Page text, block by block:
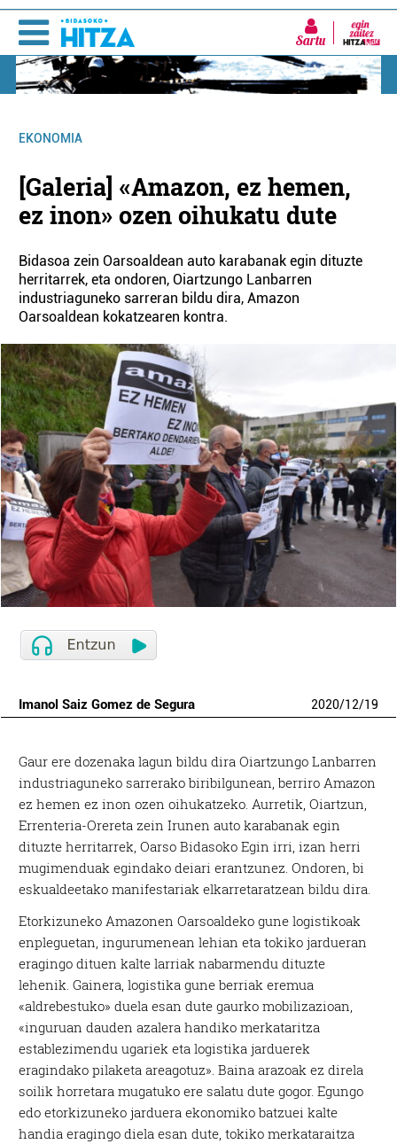
Sartu
EKONOMIA
[Galeria] «Amazon, ez hemen,
ez inon» ozen oihukatu dute
Bidasoa zein Oarsoaldean auto karabanak egin dituzte
herritarrek, eta ondoren, Oiartzungo Lanbarren
industriaguneko sarreran bildu dira, Amazon
Oarsoaldean kokatzearen kontra.
Imanol Saiz Gomez de Segura 2020/12/19
Gaur ere dozenaka lagun bildu dira Oiartzungo Lanbarren
industriaguneko sarrerako biribilgunean, berriro Amazon
ez hemen ez inon ozen oihukatzeko. Aurretik, Oiartzun,
Errenteria-Orereta zein Irunen auto karabanak egin
dituzte herritarrek, Oarso Bidasoko Egin irri, izan herri
mugimenduak egindako deiari erantzunez. Ondoren, bi
eskualdeetako manifestariak elkarretaratzean bildu dira.
Etorkizuneko Amazonen Oarsoaldeko gune logistikoak
enpleguetan, ingurumenean lehian eta tokiko jardueran
eragingo dituen kalte larriak nabarmendu dituzte
lehenik. Gainera, logistika gune berriak eremua
«aldrebestuko» duela esan dute gaurko mobilizazioan,
«inguruan dauden azalera handiko merkataritza
establezimendu ugariek eta logistika jarduerek
eragindako pilaketa areagotuz». Baina arazoak ez direla
soilik horretara mugatuko ere salatu dute gogor. Egungo
edo etorkizuneko jarduera ekonomiko batzuei kalte
handia eragingo diela esan dute, tokiko merkataraitza